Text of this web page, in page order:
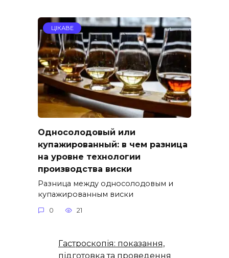
ЦІКАВЕ
Односолодовый или
купажированный: в чем разница
на уровне технологии
производства виски
Разница между односолодовым и
купажированным виски
0 21
Гастроскопія: показання,
підготовка та проведення